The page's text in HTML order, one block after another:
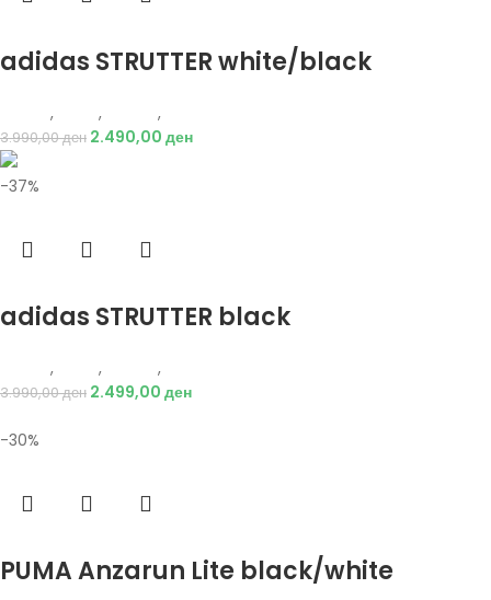
adidas STRUTTER white/black
, , ,
3.990,00ден 2.490,00 ден
-37%
adidas STRUTTER black
, , ,
3.990,00ден 2.499,00 ден
-30%
PUMA Anzarun Lite black/white